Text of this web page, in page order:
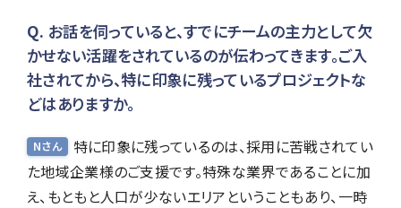
お話を伺っていると、すでにチームの主力として欠
かせない活躍をされているのが伝わってきます。ご入
社されてから、特に印象に残っているプロジェクトな
どはありますか。
Nさん
特に印象に残っているのは、採用に苦戦されてい
た地域企業様のご支援です。特殊な業界であることに加
え、もともと人口が少ないエリアということもあり、一時